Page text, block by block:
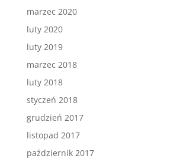
marzec 2020
luty 2020
luty 2019
marzec 2018
luty 2018
styczeń 2018
grudzień 2017
listopad 2017
październik 2017